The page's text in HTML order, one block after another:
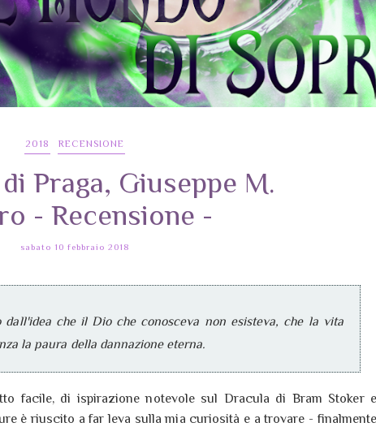
2018 RECENSIONE
Praga, Giuseppe M.
- Recensione -
sabato 10 febbraio 2018
dall'idea che il Dio che conosceva non esisteva, che la vita
la paura della dannazione eterna.
facile, di ispirazione notevole sul Dracula di Bram Stoker e
è riuscito a far leva sulla mia curiosità e a trovare - finalmente